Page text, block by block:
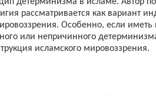
рассматривается как вариант
Особенно, если
или непричинного
исламского мировоззрения.